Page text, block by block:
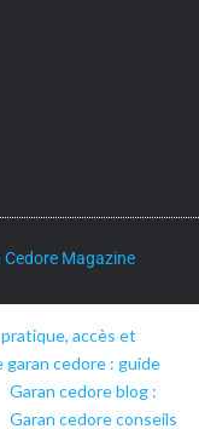
Cedore Magazine
accès et
garan cedore : guide
Garan cedore blog :
Garan cedore conseils